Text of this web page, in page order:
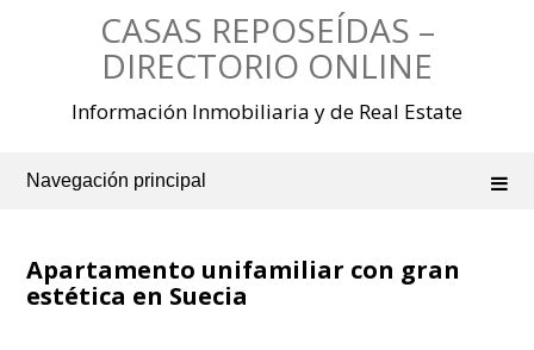
CASAS REPOSEÍDAS –
DIRECTORIO ONLINE
Información Inmobiliaria y de Real Estate
Navegación principal
Apartamento unifamiliar con gran
estética en Suecia